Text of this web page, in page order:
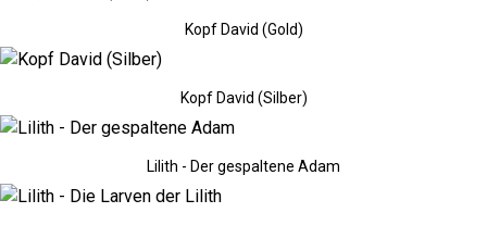
Kopf David (Gold)
Kopf David (Silber)
Lilith - Der gespaltene Adam